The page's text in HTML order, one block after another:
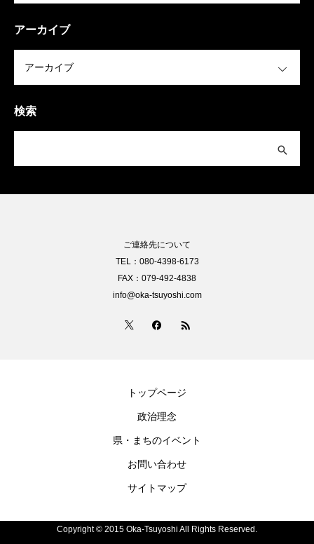
アーカイブ
検索
ご連絡先について
TEL：080-4398-6173
FAX：079-492-4838
info@oka-tsuyoshi.com
トップページ
政治理念
県・まちのイベント
お問い合わせ
サイトマップ
Copyright © 2015 Oka-Tsuyoshi All Rights Reserved.